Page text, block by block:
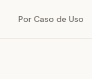
Por Caso de Uso